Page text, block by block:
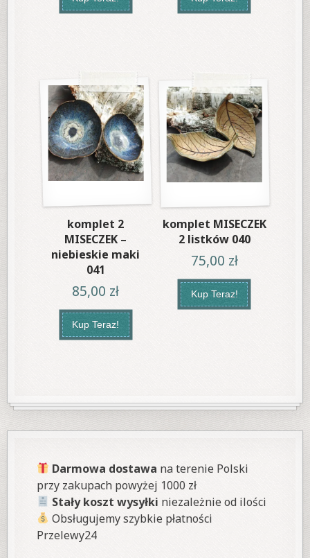
komplet 2
MISECZEK –
niebieskie maki
041
85,00 zł
Kup Teraz!
komplet MISECZEK
2 listków 040
75,00 zł
Kup Teraz!
Darmowa dostawa na terenie Polski
przy zakupach powyżej 1000 zł
Stały koszt wysyłki niezależnie od ilości
Obsługujemy szybkie płatności
Przelewy24